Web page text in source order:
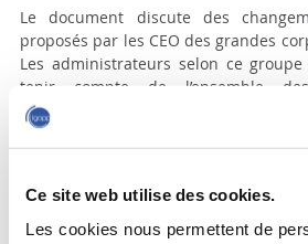
Ce site web utilise des cookies.
Les cookies nous permettent de
Le document discute des
proposés par les CEO des grandes
Les administrateurs selon ce
tenir compte de l’ensemble
(stakeholders) dans la gouverne
plus accorder la priorité aux
difficultés eu égard à la mise en
corporatif américain.